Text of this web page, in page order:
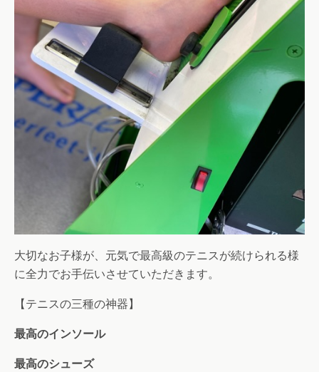
大切なお子様が、元気で最高級のテニスが続けられる様
に全力でお手伝いさせていただきます。
【テニスの三種の神器】
最高のインソール
最高のシューズ